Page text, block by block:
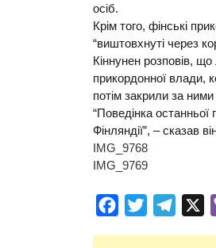
осіб.
Крім того, фінські
“виштовхнуті через
Кіннунен розповів,
прикордонної влади,
потім закрили за
“Поведінка
Фінляндії”, – сказав
IMG_9768
IMG_9769
FacebookTwitter